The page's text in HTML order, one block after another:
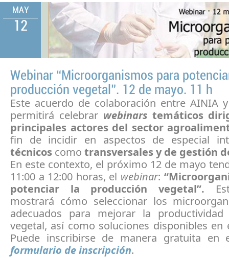
MAY
12
Webinar “Microorganismos para
producción vegetal”. 12 de mayo. 11 h
Este acuerdo de colaboración entre AINIA y
permitirá celebrar webinarstemáticos
principales actores del sector
fin de incidir en aspectos de especial
técnicos como transversales y de gestión
En este contexto, el próximo 12 de mayo
11:00 a 12:00 horas, el webinar:
potenciar la producción vegetal”.
mostrará cómo seleccionar los
adecuados para mejorar la
vegetal, así como soluciones disponibles en
Puede inscribirse de manera gratuita en
formulario de inscripción.